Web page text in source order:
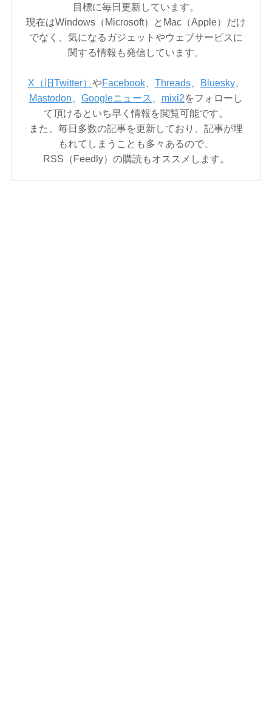
目標に毎日更新しています。
現在はWindows（Microsoft）とMac（Apple）だけ
でなく、気になるガジェットやウェブサービスに
関する情報も発信しています。
X（旧Twitter） やFacebook、 Threads、 Bluesky、
Mastodon
Googleニュース mixi2をフォローし
て頂けるといち早く情報を閲覧可能です。
また、毎日多数の記事を更新しており、記事が埋
もれてしまうことも多々あるので、
RSS（Feedly）の購読もオススメします。